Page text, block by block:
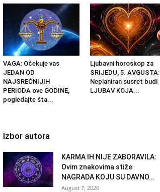
VAGA: Očekuje vas
JEDAN OD
NAJSREĆNIJIH
PERIODA ove GODINE,
pogledajte šta...
Ljubavni horoskop za
SRIJEDU, 5. AVGUSTA:
Neplaniran susret budi
LJUBAV KOJA...
Izbor autora
KARMA IH NIJE ZABORAVILA:
Ovim znakovima stiže
NAGRADA KOJU SU DAVNO...
August 7, 2026